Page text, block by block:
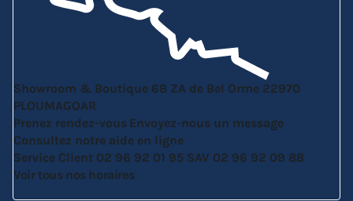
Showroom & Boutique 6B ZA de Bel Orme 22970
PLOUMAGOAR
Prenez rendez-vous Envoyez-nous un message
Consultez notre aide en ligne
Service Client 02 96 92 01 95 SAV 02 96 92 09 88
Voir tous nos horaires